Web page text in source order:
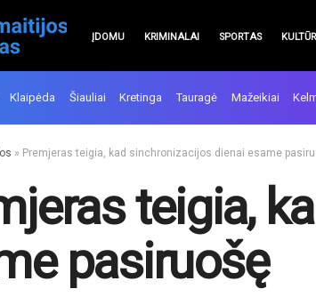
ĮDOMU KRIMINALAI SPORTAS
Klaipėda Šiauliai Kretinga Tauragė Mažeikiai
» Premjeras teigia, kad sinchronizacijos dienai esame
teigia,
pasiruošę